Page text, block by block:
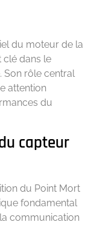
du moteur de la
clé dans le
Son rôle central
attention
du
capteur
du Point Mort
fondamental
communication